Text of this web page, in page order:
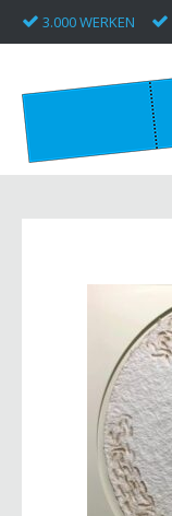
3.000 WERKEN